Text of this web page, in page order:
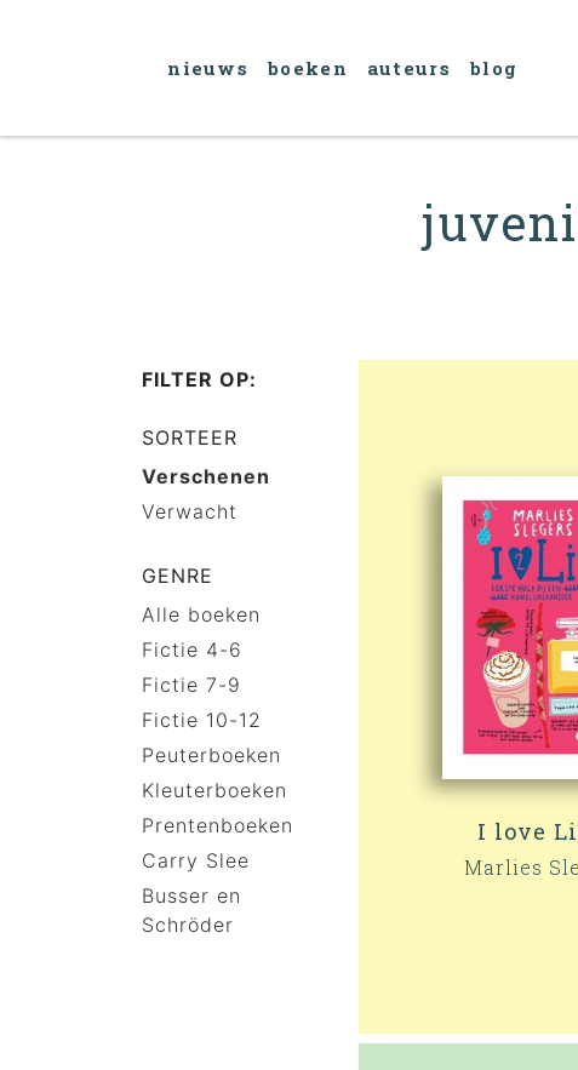
nieuws boeken auteurs blog
FILTER OP:
SORTEER
Verschenen
Verwacht
GENRE
Alle boeken
Fictie 4-6
Fictie 7-9
Fictie 10-12
Peuterboeken
Kleuterboeken
Prentenboeken
Carry Slee
Busser en
Schröder
I love
Marlies